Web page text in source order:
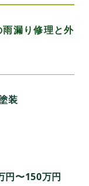
漏り修理と外
装
円〜150万円